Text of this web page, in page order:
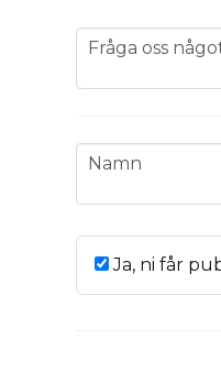
question
Fråga oss
name
Namn
Ja, ni får